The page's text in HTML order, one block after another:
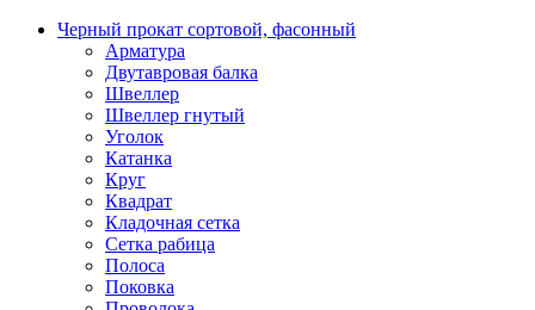
Черный прокат сортовой, фасонный
Арматура
Двутавровая балка
Швеллер
Швеллер гнутый
Уголок
Катанка
Круг
Квадрат
Кладочная сетка
Сетка рабица
Полоса
Поковка